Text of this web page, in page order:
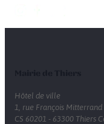
Hôtel de ville
1, rue François Mitterrand
CS 60201 - 63300 Thiers